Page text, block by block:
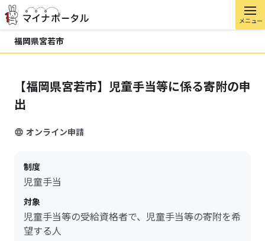
メニュー
福岡県宮若市
【福岡県宮若市】児童手当等に係る寄附の申
出
オンライン申請
制度
児童手当
対象
児童手当等の受給資格者で、児童手当等の寄附を希
望する人